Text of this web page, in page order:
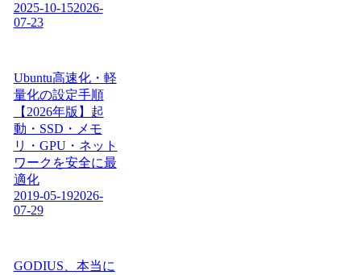
2025-10-152026-
07-23
Ubuntu高速化・軽
量化の設定手順
【2026年版】起
動・SSD・メモ
リ・GPU・ネット
ワークを安全に最
適化
2019-05-192026-
07-29
GODIUS、本当に